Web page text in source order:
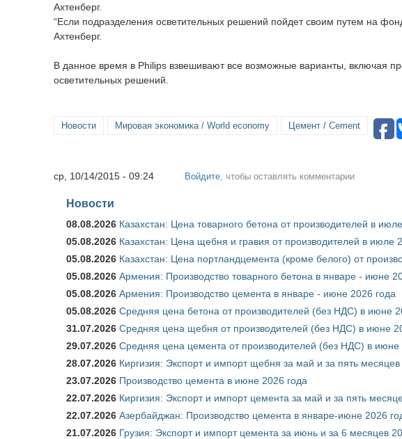
Ахтенберг.
“Если подразделения осветительных решений пойдет своим путем на
Ахтенберг.
В данное время в Philips взвешивают все возможные варианты, включая
осветительных решений.
Новости Мировая экономика / World economy Цемент / Cement
ср, 10/14/2015 - 09:24 Войдите , чтобы оставлять комментарии
Новости
08.08.2026 Казахстан: Цена товарного бетона от производителей в
05.08.2026 Казахстан: Цена щебня и гравия от производителей в июле
05.08.2026 Казахстан: Цена портландцемента (кроме белого) от
05.08.2026 Армения: Производство товарного бетона в январе - июне
05.08.2026 Армения: Производство цемента в январе - июне 2026 года
05.08.2026 Средняя цена бетона от производителей (без НДС) в июне
31.07.2026 Средняя цена щебня от производителей (без НДС) в июне
29.07.2026 Средняя цена цемента от производителей (без НДС) в июне
28.07.2026 Киргизия: Экспорт и импорт щебня за май и за пять
23.07.2026 Производство цемента в июне 2026 года
22.07.2026 Киргизия: Экспорт и импорт цемента за май и за пять
22.07.2026 Азербайджан: Производство цемента в январе-июне 2026
21.07.2026 Грузия: Экспорт и импорт цемента за июнь и за 6 месяцев